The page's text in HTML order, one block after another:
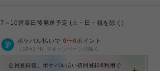
7～10営業日後発送予定 (土・日・祝を除く)
ポケパル払いで 0〜0ポイント
（1P=1円）※キャンペーン分除く
会員登録後、ポケパル払い初回登録&利用で